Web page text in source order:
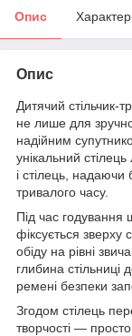
Опис
Опис
Дитячий
не лише для
надійним
унікальний
і стілець, надаючи
тривалого часу.
Під час годування
фіксується
обіду на рівні
глибина стільниці
ремені безпеки
Згодом стілець
творчості —